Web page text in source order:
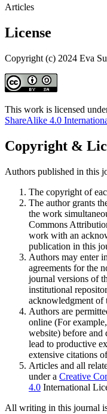
Articles
License
Copyright (c) 2024 Eva
This work is licensed
ShareAlike 4.0
Copyright &
Authors published in this
The copyright of
The author grants
the work
Commons
work with an
publication in this
Authors may enter
agreements for the
journal versions of
institutional
acknowledgment
Authors are
online (For
website) before and
lead to productive
extensive citations
Articles and all
under a Creative
4.0 International
All writing in this journal